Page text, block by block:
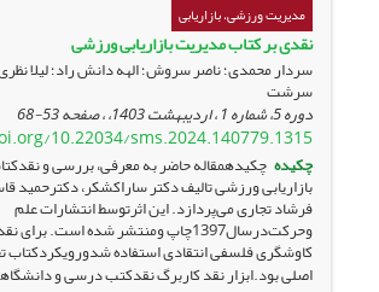
مدیریت ورزشی، بازاریابی
نقدی بر کتاب مدیریت بازاریابی ورزشی
سردار محمدی؛ ناصر سروش؛ الهه دانش راد؛ لیلا
سرشت
دوره 5، شماره 1 ، اردیبهشت 1403، ، صفحه 53-68
10.22034/sms.2024.140779.1315
چکیده چکیدهمقاله ‌حاضر به ‌معرفی‌، بررسی ‌و
‌بازاریابی ‌ورزشی ‌تالیف دکتر ساراکشکر، دکترحمید
فرشاد تجاری می‌پردازد. این ‌اثرتوسط انتشارات علم
وحرکت‌‌درسال‌1397چاپ ومنتشر شده است.
کاوشگری فلسفی انتقادی استفاده شدورویکردکتاب
اصلی بود.ابزار نقد کاربرگ ‌نقدکتب درسی و